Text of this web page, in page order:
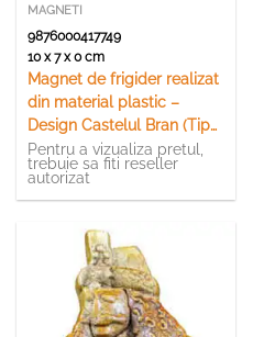
MAGNETI
9876000417749
10 x 7 x 0 cm
Magnet de frigider realizat
din material plastic –
Design Castelul Bran (Tip
2)
Pentru a vizualiza pretul,
trebuie sa fiti reseller
autorizat